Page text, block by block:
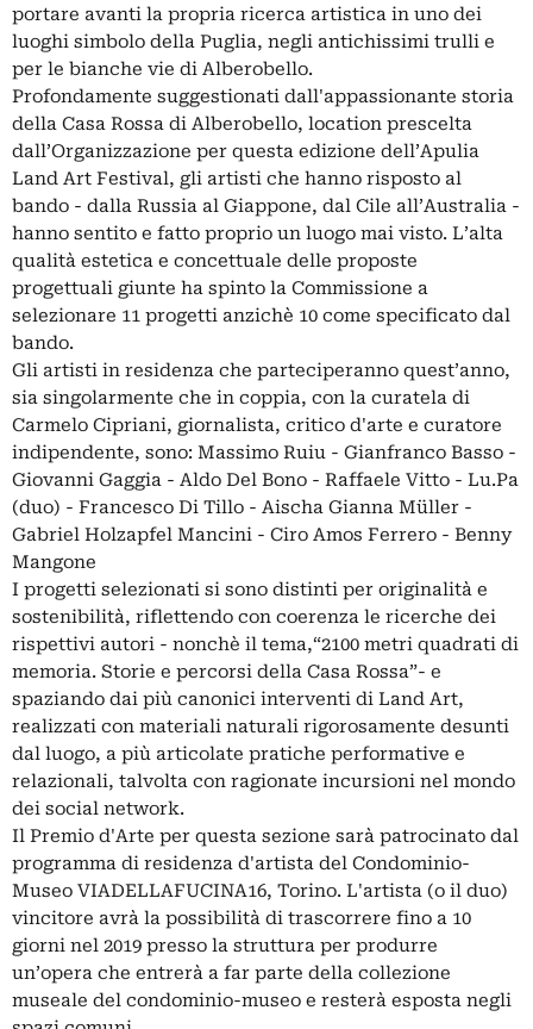
portare avanti la propria ricerca artistica in uno dei
luoghi simbolo della Puglia, negli antichissimi trulli e
per le bianche vie di Alberobello.
Profondamente suggestionati dall'appassionante storia
della Casa Rossa di Alberobello, location prescelta
dall’Organizzazione per questa edizione dell’Apulia
Land Art Festival, gli artisti che hanno risposto al
bando - dalla Russia al Giappone, dal Cile all’Australia -
hanno sentito e fatto proprio un luogo mai visto. L’alta
qualità estetica e concettuale delle proposte
progettuali giunte ha spinto la Commissione a
selezionare 11 progetti anzichè 10 come specificato dal
bando.
Gli artisti in residenza che parteciperanno quest’anno,
sia singolarmente che in coppia, con la curatela di
Carmelo Cipriani, giornalista, critico d'arte e curatore
indipendente, sono: Massimo Ruiu - Gianfranco Basso -
Giovanni Gaggia - Aldo Del Bono - Raffaele Vitto - Lu.Pa
(duo) - Francesco Di Tillo - Aischa Gianna Müller -
Gabriel Holzapfel Mancini - Ciro Amos Ferrero - Benny
Mangone
I progetti selezionati si sono distinti per originalità e
sostenibilità, riflettendo con coerenza le ricerche dei
rispettivi autori - nonchè il tema,“2100 metri quadrati di
memoria. Storie e percorsi della Casa Rossa”- e
spaziando dai più canonici interventi di Land Art,
realizzati con materiali naturali rigorosamente desunti
dal luogo, a più articolate pratiche performative e
relazionali, talvolta con ragionate incursioni nel mondo
dei social network.
Il Premio d'Arte per questa sezione sarà patrocinato dal
programma di residenza d'artista del Condominio-
Museo VIADELLAFUCINA16, Torino. L'artista (o il duo)
vincitore avrà la possibilità di trascorrere fino a 10
giorni nel 2019 presso la struttura per produrre
un’opera che entrerà a far parte della collezione
museale del condominio-museo e resterà esposta negli